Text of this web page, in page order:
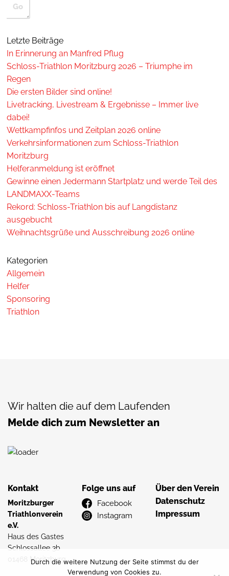
Letzte Beiträge
In Erinnerung an Manfred Pflug
Schloss-Triathlon Moritzburg 2026 – Triumphe im
Regen
Die ersten Bilder sind online!
Livetracking, Livestream & Ergebnisse – Immer live
dabei!
Wettkampfinfos und Zeitplan 2026 online
Verkehrsinformationen zum Schloss-Triathlon
Moritzburg
Helferanmeldung ist eröffnet
Gewinne einen Jedermann Startplatz und werde Teil des
LANDMAXX-Teams
Rekord: Schloss-Triathlon bis auf Langdistanz
ausgebucht
Weihnachtsgrüße und Ausschreibung 2026 online
Kategorien
Allgemein
Helfer
Sponsoring
Triathlon
Wir halten die auf dem Laufenden
Melde dich zum Newsletter an
Kontakt
Moritzburger
Triathlonverein
e.V.
Haus des Gastes
Schlossallee 3b
01468 Moritzburg
Folge uns auf
Facebook
Instagram
Über den Verein
Datenschutz
Impressum
Durch die weitere Nutzung der Seite stimmst du der
Verwendung von Cookies zu.